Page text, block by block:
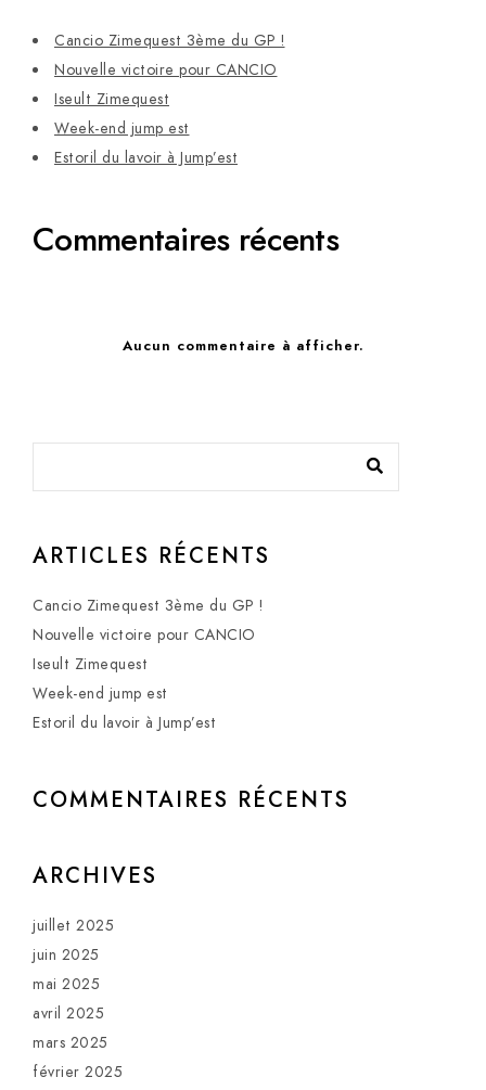
Cancio Zimequest 3ème du GP !
Nouvelle victoire pour CANCIO
Iseult Zimequest
Week-end jump est
Estoril du lavoir à Jump’est
Commentaires récents
Aucun commentaire à afficher.
ARTICLES RÉCENTS
Cancio Zimequest 3ème du GP !
Nouvelle victoire pour CANCIO
Iseult Zimequest
Week-end jump est
Estoril du lavoir à Jump’est
COMMENTAIRES RÉCENTS
ARCHIVES
juillet 2025
juin 2025
mai 2025
avril 2025
mars 2025
février 2025